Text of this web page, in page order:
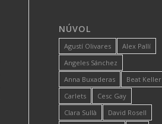
NÚVOL
Agustí Olivares
Alex Pallí
Angeles Sánchez
Anna Buxaderas
Beat Keller
Carlets
Cesc Gay
Clara Sullà
David Rosell